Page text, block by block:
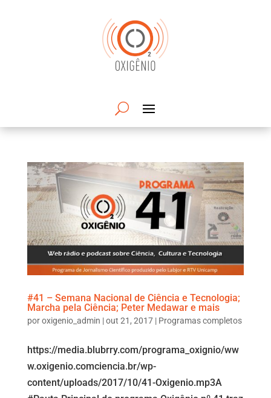
#41 – Semana Nacional de Ciência e Tecnologia;
Marcha pela Ciência; Peter Medawar e mais
poroxigenio_admin |out 21, 2017| Programas completos
https://media.blubrry.com/programa_oxignio/ww
w.oxigenio.comciencia.br/wp-
content/uploads/2017/10/41-Oxigenio.mp3A